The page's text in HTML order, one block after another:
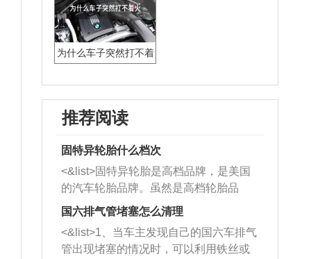
为什么车子突然打不着
推荐阅读
固特异轮胎什么档次
<&list>固特异轮胎是高档品牌，是美国
的汽车轮胎品牌。虽然是高档轮胎品
牌，但是中高低端的轮胎都有生产，这
也是为了更好的开拓市场。
国六排气管堵塞怎么清理
<&list>1、当车主发现自己的国六车排气
管出现堵塞的情况时，可以利用铁丝或